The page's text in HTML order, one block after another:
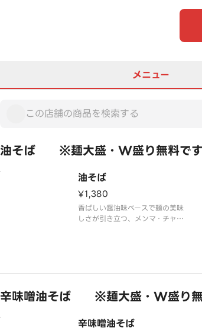
メニュー
油そば ※麺大盛・W盛り無料です
油そば
¥1,380
香ばしい醤油味ベースで麺の美味
しさが引き立つ、メンマ・チャー
辛味噌油そば ※麺大盛・W盛り
辛味噌油そば